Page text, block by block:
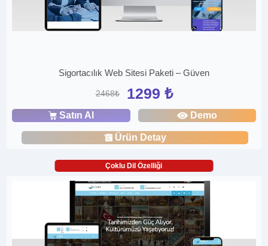
Sigortacılık Web Sitesi Paketi – Güven
2468₺ 1299 ₺
Satın Al Demo
Ürün Detay
Çoklu Dil Özelliği